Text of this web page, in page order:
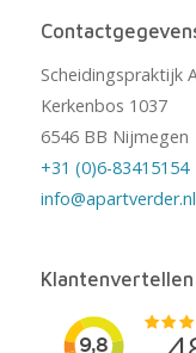
Scheidingspraktijk
Kerkenbos 1037
6546 BB Nijmegen
+31 (0)6-83415154
info@apartverder.nl
Klantenvertellen